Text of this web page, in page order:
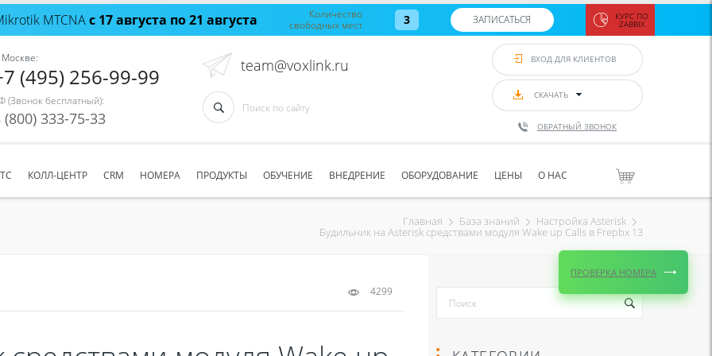
MTCNAс 17 августа по 21 августа
Количество
свободных мест
3 ЗАПИСАТЬСЯ КУРС ПО
ZABBIX
ВХОД ДЛЯ КЛИЕНТОВ
СКАЧАТЬ
ОБРАТНЫЙ ЗВОНОК
(495) 256-99-99
(Звонок бесплатный):
(800) 333-75-33
team@voxlink.ru
КОЛЛ-ЦЕНТР CRM НОМЕРА ПРОДУКТЫ ОБУЧЕНИЕ ВНЕДРЕНИЕ ОБОРУДОВАНИЕ ЦЕНЫ О НАС
Главная База знаний Настройка Asterisk
Будильник на Asterisk средствами модуля Wake up Calls в Frepbx 13
4299
ПРОВЕРКА НОМЕРА